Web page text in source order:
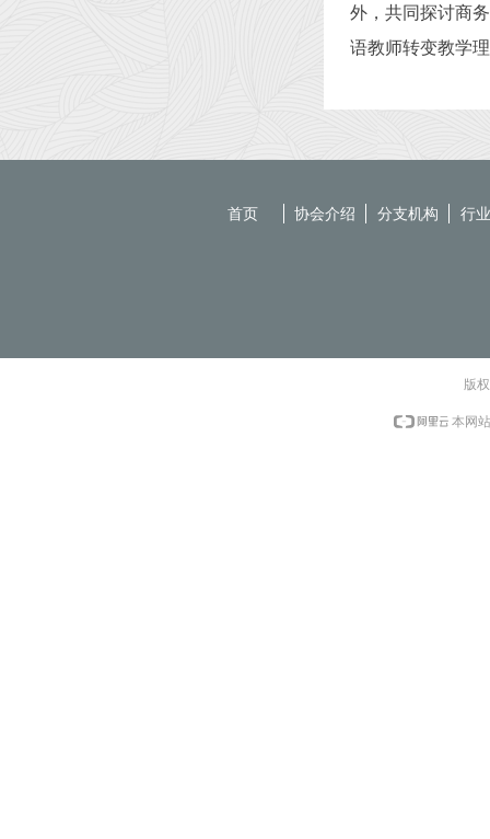
外，共同探讨商
语教师转变教学
首页 协会介绍 分支机构 行
版
本网